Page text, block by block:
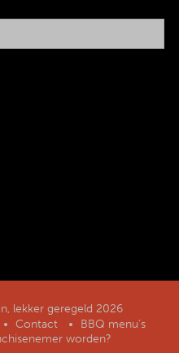
lekker geregeld 2026
Contact
BBQ menu’s
worden?